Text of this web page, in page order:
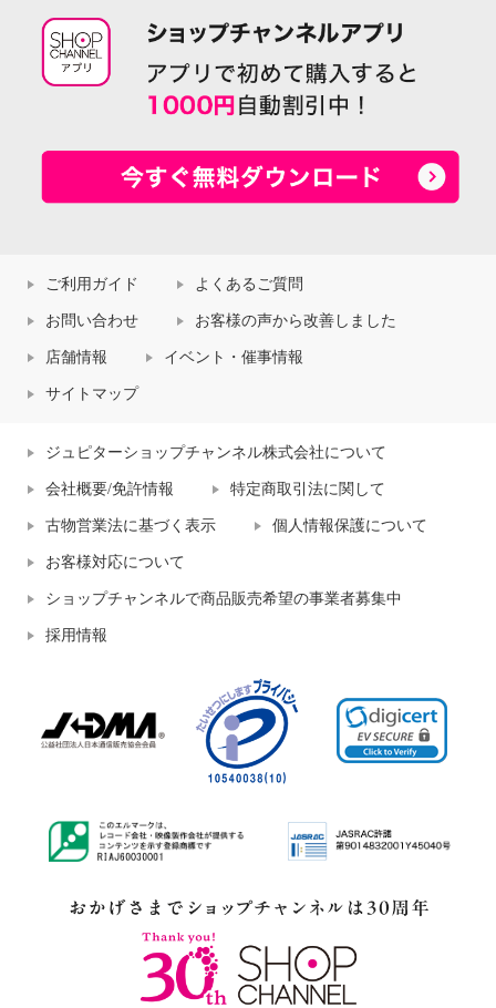
ご利用ガイド よくあるご質問
お問い合わせ お客様の声から改善しました
店舗情報 イベント・催事情報
サイトマップ
ジュピターショップチャンネル株式会社について
会社概要/免許情報 特定商取引法に関して
古物営業法に基づく表示 個人情報保護について
お客様対応について
ショップチャンネルで商品販売希望の事業者募集中
採用情報